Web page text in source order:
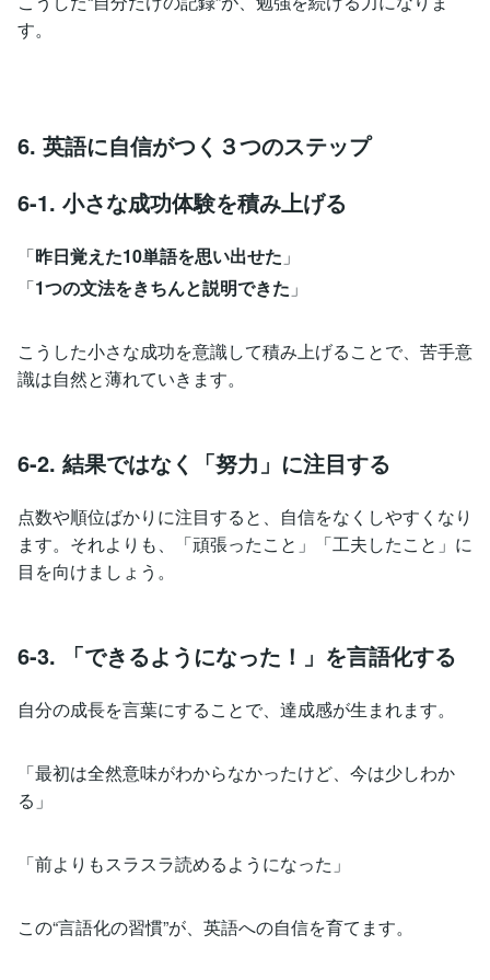
す。
6. 英語に自信がつく３つのステップ
6-1. 小さな成功体験を積み上げる
「昨日覚えた10単語を思い出せた 」
「1つの文法をきちんと説明できた 」
こうした小さな成功を意識して積み上げることで、苦手意
識は自然と薄れていきます。
6-2. 結果ではなく「努力」に注目する
点数や順位ばかりに注目すると、自信をなくしやすくなり
ます。それよりも、「頑張ったこと」「工夫したこと」に
目を向けましょう。
6-3. 「できるようになった！」を言語化する
自分の成長を言葉にすることで、達成感が生まれます。
「最初は全然意味がわからなかったけど、今は少しわか
る」
「前よりもスラスラ読めるようになった」
この“言語化の習慣”が、英語への自信を育てます。